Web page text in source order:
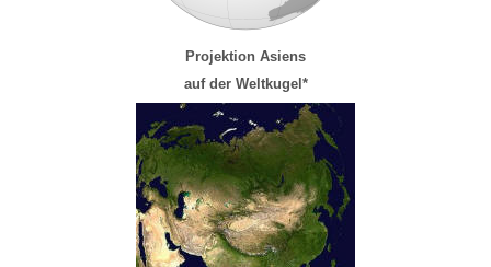
Projektion Asiens
auf der Weltkugel*